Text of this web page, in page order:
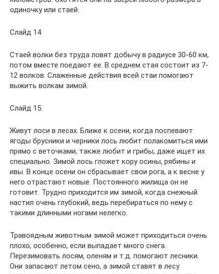
одиночку или стаей.
Слайд 14
Стаей волки без труда ловят добычу в радиусе 30-60 км,
потом вместе поедают ее. В среднем стая состоит из 7-
12 волков. Слаженные действия всей стаи помогают
выжить волкам зимой.
Слайд 15.
Живут лоси в лесах. Ближе к осени, когда поспевают
ягоды брусники и черники лось любит полакомиться ими
прямо с веточками, также любит и грибы, даже ищет их
специально. Зимой лось гложет кору осины, рябины и
ивы. В конце осени он сбрасывает свои рога, а к весне у
него отрастают новые. Постоянного жилища он не
готовит. Трудно приходится им зимой, когда снежный
настил очень глубокий, ведь перебираться по нему с
такими длинными ногами нелегко.
Травоядным животным зимой может приходиться очень
плохо, особенно, если выпадает много снега.
Перезимовать лосям, оленям и т.д. помогают лесники.
Они запасают летом сено, а зимой ставят в лесу